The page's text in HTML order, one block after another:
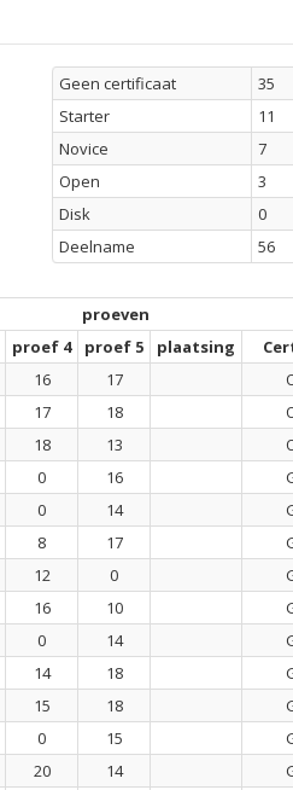
Geen certificaat 35
Starter
11
Novice
7
Open
3
Disk
0
Deelname
56
proeven
proef 4 proef 5 plaatsing
16 17
17 18
18 13
0 16
0 14
8 17
12 0
16 10
0 14
14 18
15 18
0 15
20 14